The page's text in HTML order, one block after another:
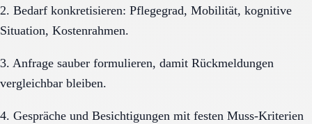
2. Bedarf konkretisieren: Pflegegrad, Mobilität, kognitive
Situation, Kostenrahmen.
3. Anfrage sauber formulieren, damit Rückmeldungen
vergleichbar bleiben.
4. Gespräche und Besichtigungen mit festen Muss-Kriterien